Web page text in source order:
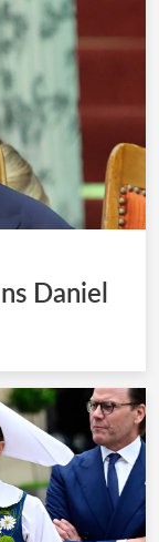
Daniel